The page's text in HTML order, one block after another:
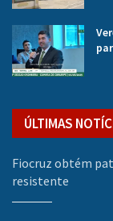
ÚLTIMAS
Fiocruz obtém
resistente